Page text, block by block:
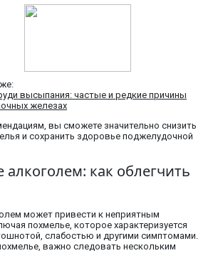
высыпания: частые и редкие причины
железах
вы сможете значительно снизить
и сохранить здоровье поджелудочной
как облегчить
может привести к неприятным
похмелье, которое характеризуется
слабостью и другими симптомами.
важно следовать нескольким